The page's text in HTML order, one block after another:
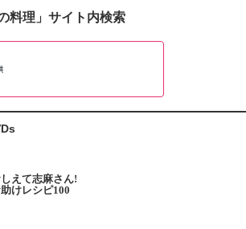
料理」サイト内検索
えて志麻さん!
けレシピ100